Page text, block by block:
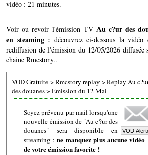
vidéo : 21 minutes.
Voir ou revoir l'émission TV Au c?ur des
en steaming: découvrez ci-dessous la vidéo
rediffusion de l'émission du 12/05/2026 diffusée
chaine Rmcstory..
VOD Gratuite>Rmcstory replay >Replay Au
des douanes>Emission du 12 Mai
Soyez prévenu par mail lorsqu'une
nouvelle émission de "Au c?ur des
douanes" sera disponible en
streaming :ne manquez plus aucune vidéo
de votre émission favorite !